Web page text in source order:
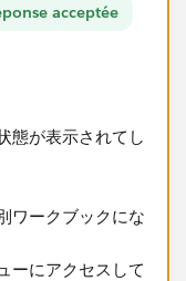
acceptée
態が表示されてし
ワークブックにな
ーにアクセスして